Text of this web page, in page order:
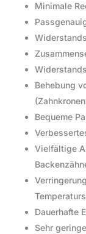
Minimale
Behebung
Bequeme
Vielfältige
Dauerhafte
Sehr